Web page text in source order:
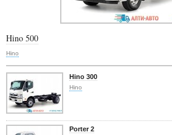
Hino 500
Hino
Hino 300
Hino
Porter 2